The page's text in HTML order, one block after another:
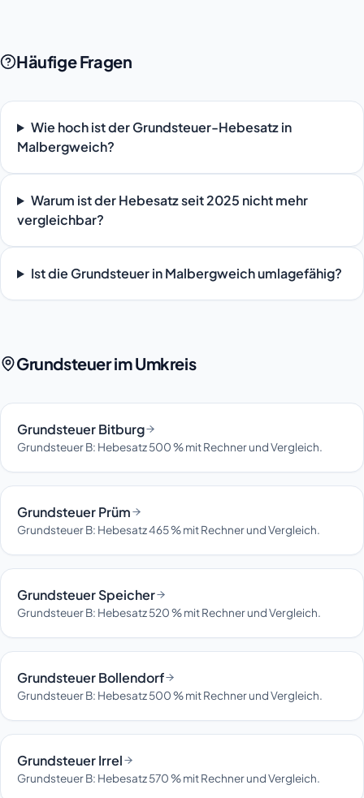
Häufige Fragen
Wie hoch ist der Grundsteuer-Hebesatz in
Malbergweich?
Warum ist der Hebesatz seit 2025 nicht mehr
vergleichbar?
Ist die Grundsteuer in Malbergweich umlagefähig?
Grundsteuer im Umkreis
Grundsteuer Bitburg
Grundsteuer B: Hebesatz 500 % mit Rechner und Vergleich.
Grundsteuer Prüm
Grundsteuer B: Hebesatz 465 % mit Rechner und Vergleich.
Grundsteuer Speicher
Grundsteuer B: Hebesatz 520 % mit Rechner und Vergleich.
Grundsteuer Bollendorf
Grundsteuer B: Hebesatz 500 % mit Rechner und Vergleich.
Grundsteuer Irrel
Grundsteuer B: Hebesatz 570 % mit Rechner und Vergleich.